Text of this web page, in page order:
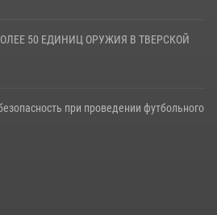
50 ЕДИНИЦ ОРУЖИЯ В ТВЕРСКОЙ
при проведении футбольного